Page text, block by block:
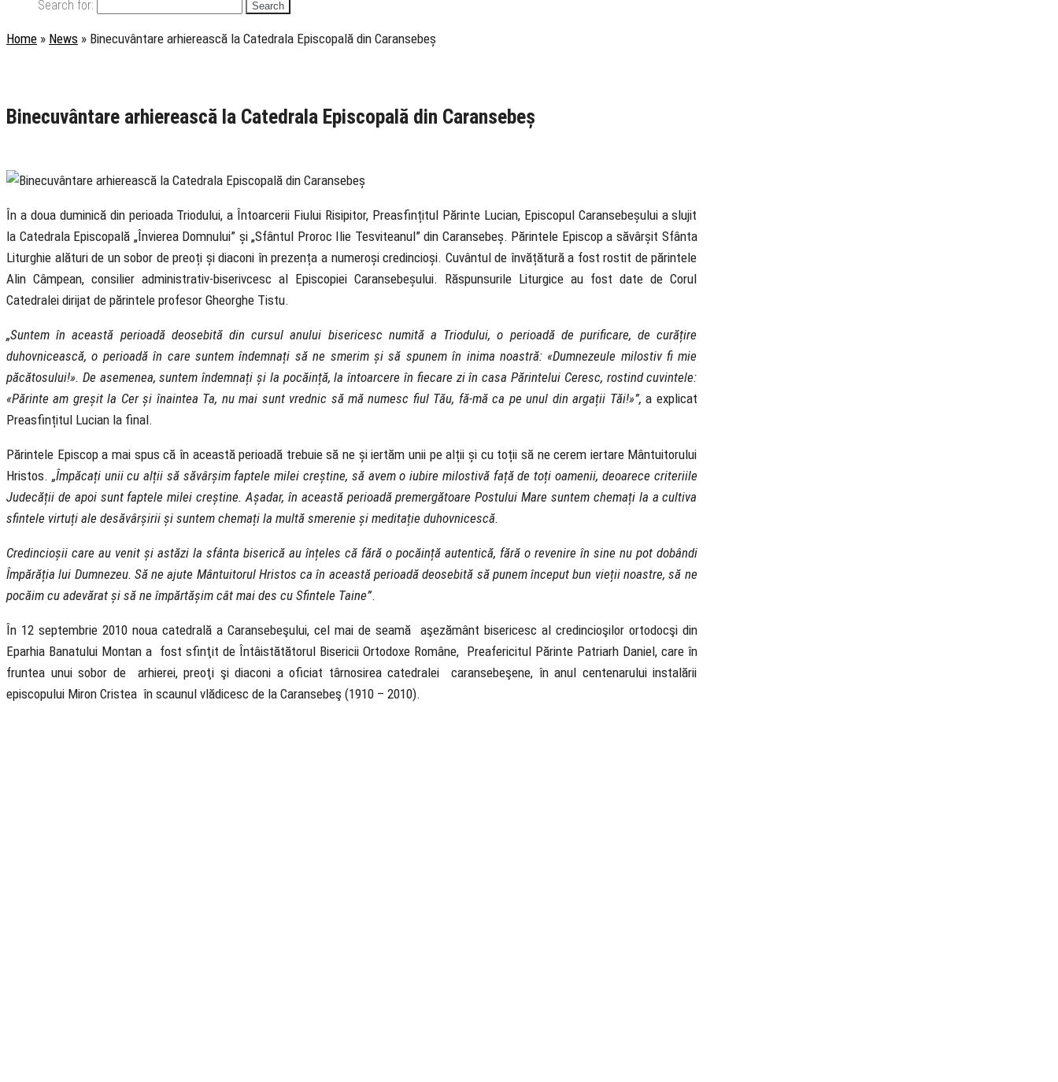
Search for:
Home » News » Binecuvântare arhierească la Catedrala Episcopală din Caransebeș
Binecuvântare arhierească la Catedrala Episcopală din Caransebeș
În a doua duminică din perioada Triodului, a Întoarcerii Fiului Risipitor, Preasfințitul Părinte Lucian, Episcopul Caransebeșului a slujit
la Catedrala Episcopală „Învierea Domnului” și „Sfântul Proroc Ilie Tesviteanul” din Caransebeș. Părintele Episcop a săvârșit Sfânta
Liturghie alături de un sobor de preoți și diaconi în prezența a numeroși credincioși. Cuvântul de învățătură a fost rostit de părintele
Alin Câmpean, consilier administrativ-biserivcesc al Episcopiei Caransebeșului. Răspunsurile Liturgice au fost date de Corul
Catedralei dirijat de părintele profesor Gheorghe Tistu.
„Suntem în această perioadă deosebită din cursul anului bisericesc numită a Triodului, o perioadă de purificare, de curățire
duhovnicească, o perioadă în care suntem îndemnați să ne smerim și să spunem în inima noastră: «Dumnezeule milostiv fi mie
păcătosului!». De asemenea, suntem îndemnați și la pocăință, la întoarcere în fiecare zi în casa Părintelui Ceresc, rostind cuvintele:
«Părinte am greșit la Cer și înaintea Ta, nu mai sunt vrednic să mă numesc fiul Tău, fă-mă ca pe unul din argații Tăi!»”,a explicat
Preasfințitul Lucian la final.
Părintele Episcop a mai spus că în această perioadă trebuie să ne și iertăm unii pe alții și cu toții să ne cerem iertare Mântuitorului
Hristos. „Împăcați unii cu alții să săvârșim faptele milei creștine, să avem o iubire milostivă față de toți oamenii, deoarece criteriile
Judecății de apoi sunt faptele milei creștine. Așadar, în această perioadă premergătoare Postului Mare suntem chemați la a cultiva
sfintele virtuți ale desăvârșirii și suntem chemați la multă smerenie și meditație duhovnicescă.
Credincioșii care au venit și astăzi la sfânta biserică au înțeles că fără o pocăință autentică, fără o revenire în sine nu pot dobândi
Împărăția lui Dumnezeu. Să ne ajute Mântuitorul Hristos ca în această perioadă deosebită să punem început bun vieții noastre, să ne
pocăim cu adevărat și să ne împărtășim cât mai des cu Sfintele Taine”.
În 12 septembrie 2010 noua catedrală a Caransebeşului, cel mai de seamă aşezământ bisericesc al credincioşilor ortodocşi din
Eparhia Banatului Montan a fost sfinţit de Întâistătătorul Bisericii Ortodoxe Române, Preafericitul Părinte Patriarh Daniel, care în
fruntea unui sobor de arhierei, preoţi şi diaconi a oficiat târnosirea catedralei caransebeşene, în anul centenarului instalării
episcopului Miron Cristea în scaunul vlădicesc de la Caransebeş (1910 – 2010).